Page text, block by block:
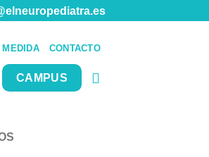
MEDIDA CONTACTO
CAMPUS